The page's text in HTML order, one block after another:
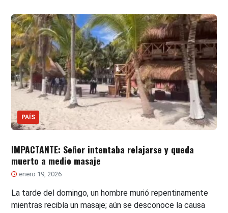
PAÍS
IMPACTANTE: Señor intentaba relajarse y queda
muerto a medio masaje
enero 19, 2026
La tarde del domingo, un hombre murió repentinamente
mientras recibía un masaje; aún se desconoce la causa